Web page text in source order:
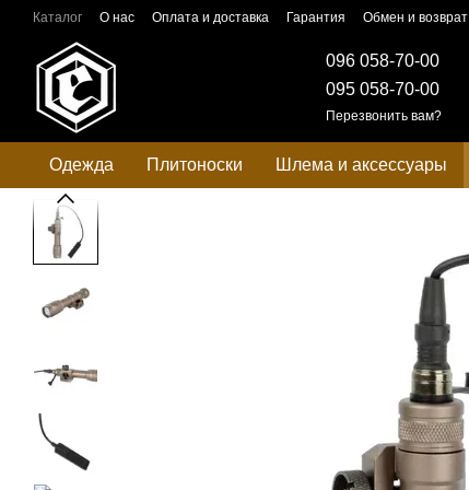
Перейти к основному контенту
Каталог О нас Оплата и доставка Гарантия Обмен и возврат
096 058-70-00
095 058-70-00
Перезвонить вам?
Одежда Плитоноски Шлема и аксессуары